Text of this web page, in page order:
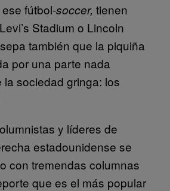
fútbol-soccer, tienen
Stadium o Lincoln
también que la piquiña
por una parte nada
sociedad gringa: los
y líderes de
estadounidense se
con tremendas columnas
que es el más popular